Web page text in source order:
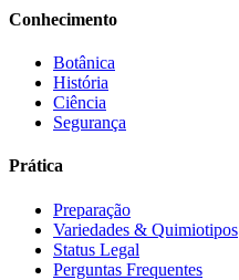
Conhecimento
Botânica
História
Ciência
Segurança
Prática
Preparação
Variedades & Quimiotipos
Status Legal
Perguntas Frequentes